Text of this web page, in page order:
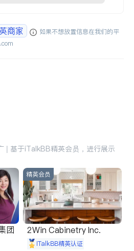
商家
如果不想放置信息在我们的平
| 基于iTalkBB精英会员，进行展示
团
精英会员
2Win Cabinetry Inc.
iTalkBB精英认证